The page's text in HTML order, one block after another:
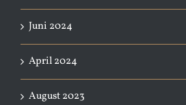
Juni 2024
April 2024
August 2023